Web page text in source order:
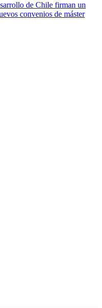
de Chile firman un
convenios de máster